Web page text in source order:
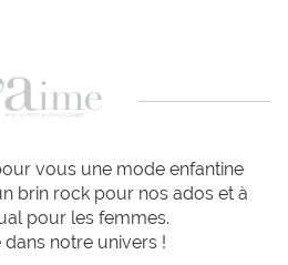
vous une mode enfantine
brin rock pour nos ados et à
pour les femmes.
dans notre univers !